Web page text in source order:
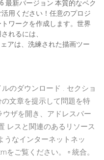
最新バージョン 本質的なベク
用ください！任意のプロジ
ワークを作成します。世界
れるには、
アは、洗練された描画ツー
のダウンロード . セクショ
文章を提示して問題を特
ザを開き、アドレスバー
レスと関連のあるリソース
うなインターネットネッ
をご覧ください。 ▫ 統合。